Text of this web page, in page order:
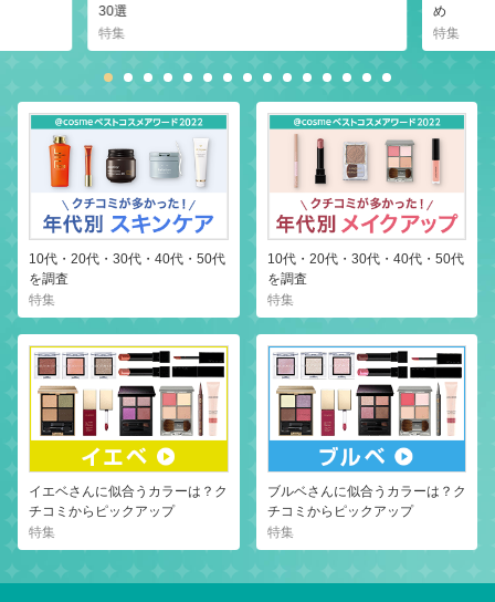
30選
特集
め
特集
10代・20代・30代・40代・50代
を調査
特集
10代・20代・30代・40代・50代
を調査
特集
イエベさんに似合うカラーは？ク
チコミからピックアップ
特集
ブルベさんに似合うカラーは？ク
チコミからピックアップ
特集